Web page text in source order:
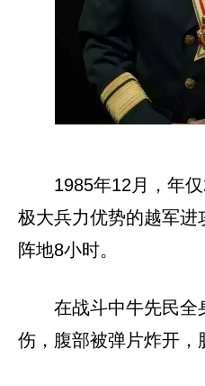
1985年12月，年
极大兵力优势的越军进
阵地8小时。
在战斗中牛先民全
伤，腹部被弹片炸开，